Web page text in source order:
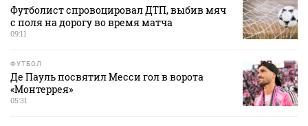
Футболист спровоцировал ДТП, выбив мяч
с поля на дорогу во время матча
09:11
ФУТБОЛ
Де Пауль посвятил Месси гол в ворота
«Монтеррея»
05:31